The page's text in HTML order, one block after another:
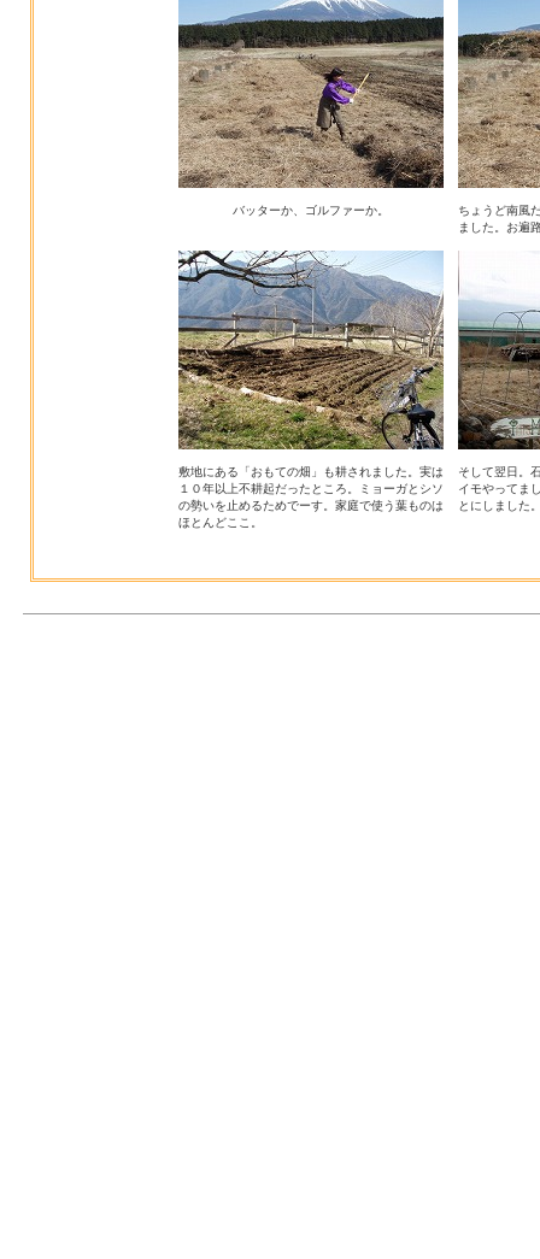
バッターか、ゴルファーか。
ちょうど南風
ました。お遍
敷地にある「おもての畑」も耕されました。実は
１０年以上不耕起だったところ。ミョーガとシソ
の勢いを止めるためでーす。家庭で使う葉ものは
ほとんどここ。
そして翌日。
イモやってま
とにしました